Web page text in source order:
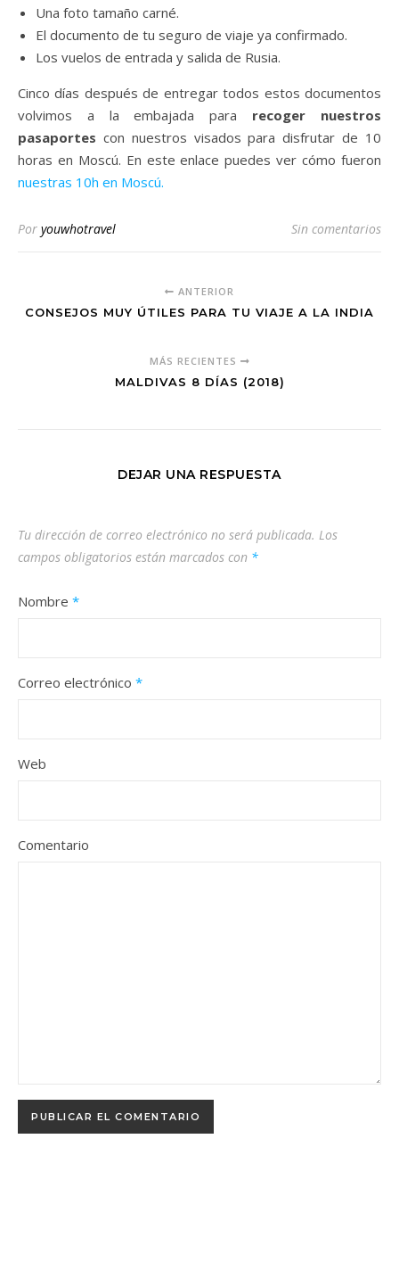
Una foto tamaño carné.
El documento de tu seguro de viaje ya confirmado.
Los vuelos de entrada y salida de Rusia.
Cinco días después de entregar todos estos documentos
volvimos a la embajada para recoger nuestros
pasaportes con nuestros visados para disfrutar de 10
horas en Moscú. En este enlace puedes ver cómo fueron
nuestras 10h en Moscú.
Por youwhotravel Sin comentarios
ANTERIOR
CONSEJOS MUY ÚTILES PARA TU VIAJE A LA INDIA
MÁS RECIENTES
MALDIVAS 8 DÍAS (2018)
DEJAR UNA RESPUESTA
Tu dirección de correo electrónico no será publicada. Los
campos obligatorios están marcados con *
Nombre *
Correo electrónico *
Web
Comentario